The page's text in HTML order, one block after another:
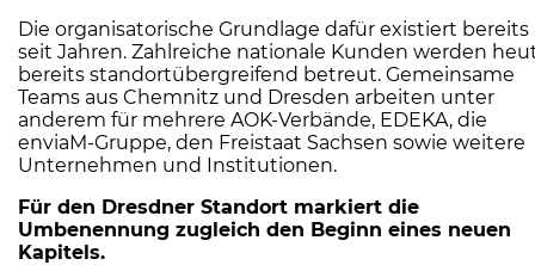
Die organisatorische Grundlage dafür existiert bereits
seit Jahren. Zahlreiche nationale Kunden werden
bereits standortübergreifend betreut. Gemeinsame
Teams aus Chemnitz und Dresden arbeiten unter
anderem für mehrere AOK-Verbände, EDEKA, die
enviaM-Gruppe, den Freistaat Sachsen sowie weitere
Unternehmen und Institutionen.
Für den Dresdner Standort markiert die
Umbenennung zugleich den Beginn eines neuen
Kapitels.